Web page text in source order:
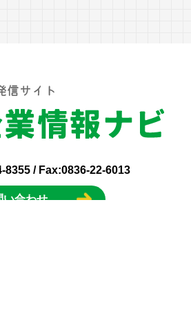
8355 / Fax:0836-22-6013
い合わせ